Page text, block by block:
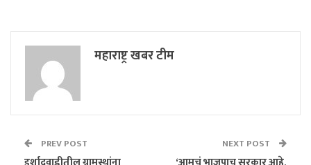
महाराष्ट्र खबर टीम
PREV POST NEXT POST